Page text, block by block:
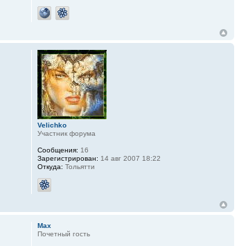
Velichko
Участник форума
Сообщения: 16
Зарегистрирован: 14 авг 2007 18:22
Откуда: Тольятти
Max
Почетный гость